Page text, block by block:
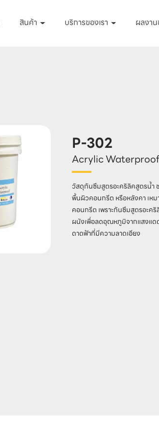
สินค้า บริการของเรา ผลงาน
P-302
Acrylic Waterproof
วัสดุกันซึมสูตรอะคริลิคสูตรน้ำ
พื้นผิวคอนกรีต หรือหลังคา เห
คอนกรีต เพราะกันซึมสูตรอะคริ
ผนังเพื่อลดอุณหภูมิจากแสงแด
ดาดฟ้าที่มีความลาดเอียง